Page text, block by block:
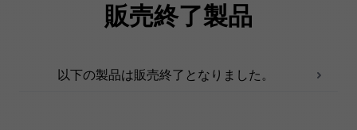
販売終了製品
以下の製品は販売終了となりました。